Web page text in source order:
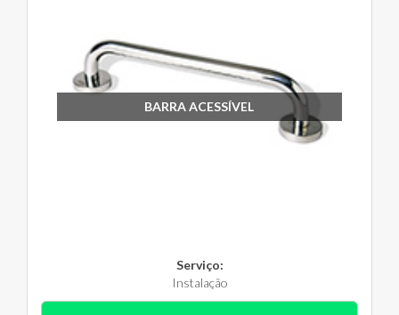
BARRA ACESSÍVEL
Serviço:
Instalação